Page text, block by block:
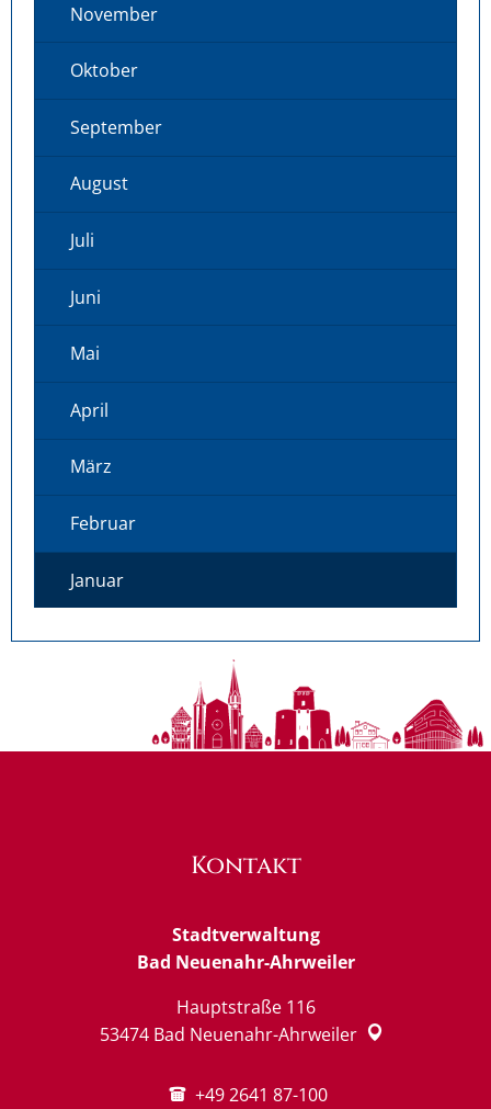
November
Oktober
September
August
Juli
Juni
Mai
April
März
Februar
Januar
Kontakt
Stadtverwaltung
Bad Neuenahr-Ahrweiler
Hauptstraße 116
53474 Bad Neuenahr-Ahrweiler
+49 2641 87-100